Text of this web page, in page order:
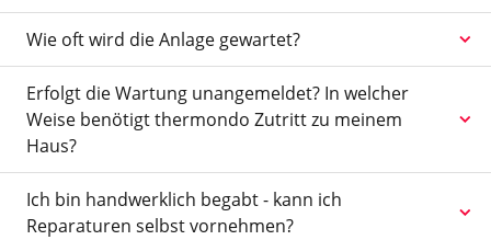
Wie oft wird die Anlage gewartet?
Erfolgt die Wartung unangemeldet? In welcher
Weise benötigt thermondo Zutritt zu meinem
Haus?
Ich bin handwerklich begabt - kann ich
Reparaturen selbst vornehmen?